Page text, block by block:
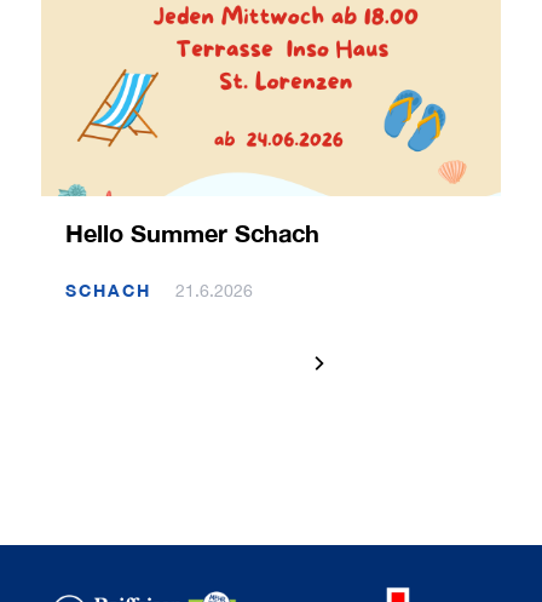
Hello Summer Schach
SCHACH 21.6.2026